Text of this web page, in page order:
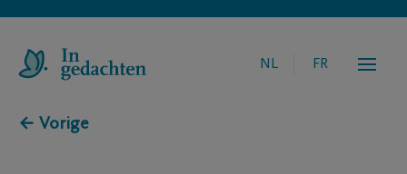
NL FR
← Vorige